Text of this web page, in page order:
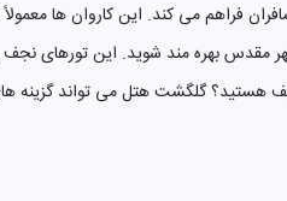
فراهم می کند. این کاروان ها
مقدس بهره مند شوید. این تورهای
هستید؟ گلگشت هتل می تواند گزینه